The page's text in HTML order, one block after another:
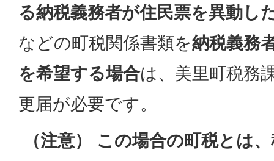
る納税義務者が住民票を異動し
などの町税関係書類を納税義務
を希望する場合は、美里町税務
更届が必要です。
（注意） この場合の町税とは